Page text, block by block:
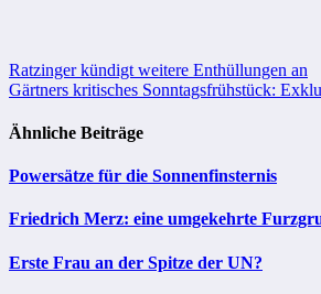
Beitragsnavigation
Ratzinger kündigt weitere Enthüllungen an
Gärtners kritisches Sonntagsfrühstück:
Ähnliche Beiträge
Powersätze für die Sonnenfinsternis
Friedrich Merz: eine umgekehrte
Erste Frau an der Spitze der UN?